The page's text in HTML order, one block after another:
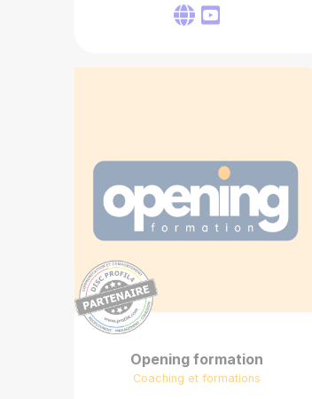
Opening formation
Coaching et formations